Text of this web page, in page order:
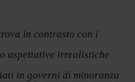
in contrasto con i
aspettative irrealistiche
in governi di minoranza